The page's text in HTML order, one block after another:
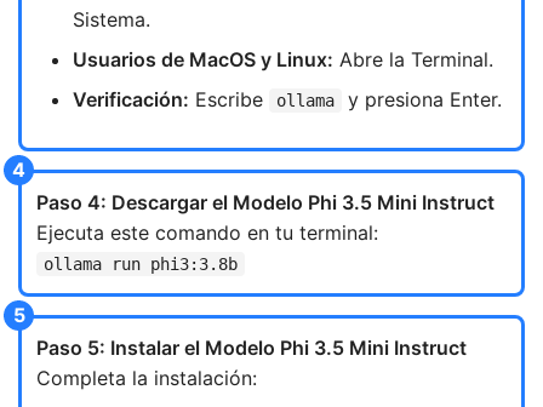
Sistema.
Usuarios de MacOS y Linux: Abre la Terminal.
Verificación: Escribe ollama y presiona Enter.
Paso 4: Descargar el Modelo Phi 3.5 Mini Instruct
Ejecuta este comando en tu terminal:
ollama run phi3:3.8b
Paso 5: Instalar el Modelo Phi 3.5 Mini Instruct
Completa la instalación: